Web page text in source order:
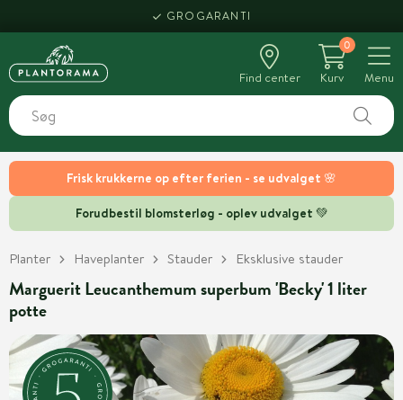
Frisk krukkerne op efter ferien - se udvalget 🌸
Forudbestil blomsterløg - oplev udvalget 💚
GROGARANTI
Find center
0
Kurv
Menu
Planter Haveplanter Stauder Eksklusive stauder
Marguerit Leucanthemum superbum 'Becky' 1 liter
potte